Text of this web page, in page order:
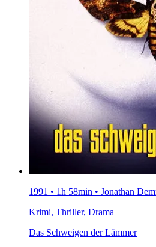
1991 • 1h 58min • Jonathan
Krimi, Thriller, Drama
Das Schweigen der Lämmer